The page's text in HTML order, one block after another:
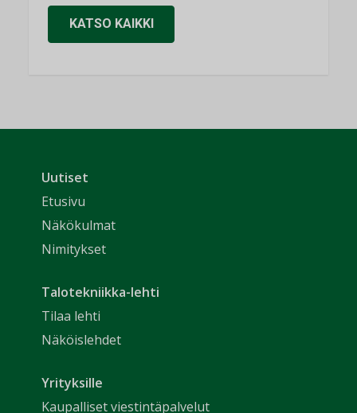
KATSO KAIKKI
Uutiset
Etusivu
Näkökulmat
Nimitykset
Talotekniikka-lehti
Tilaa lehti
Näköislehdet
Yrityksille
Kaupalliset viestintäpalvelut